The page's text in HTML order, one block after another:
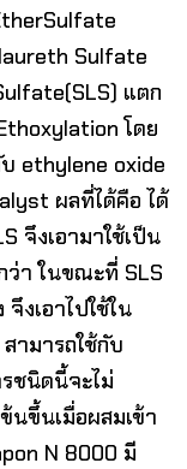
Sulfate
แตก
โดย
ethylene oxide
ผลที่ได้คือ ได้
จึงเอามาใช้เป็น
า ในขณะที่ SLS
งเอาไปใช้ใน
ามารถใช้กับ
ชนิดนี้จะไม่
นขึ้นเมื่อผสมเข้า
N 8000 มี